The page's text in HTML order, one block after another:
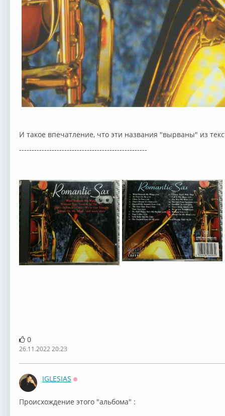
И такое впечатление, что эти названия "вырваны" из
---------------------------------------------------
0
26.11.2022 20:23
IGLESIAS
Происхождение этого "альбома" : ⁣